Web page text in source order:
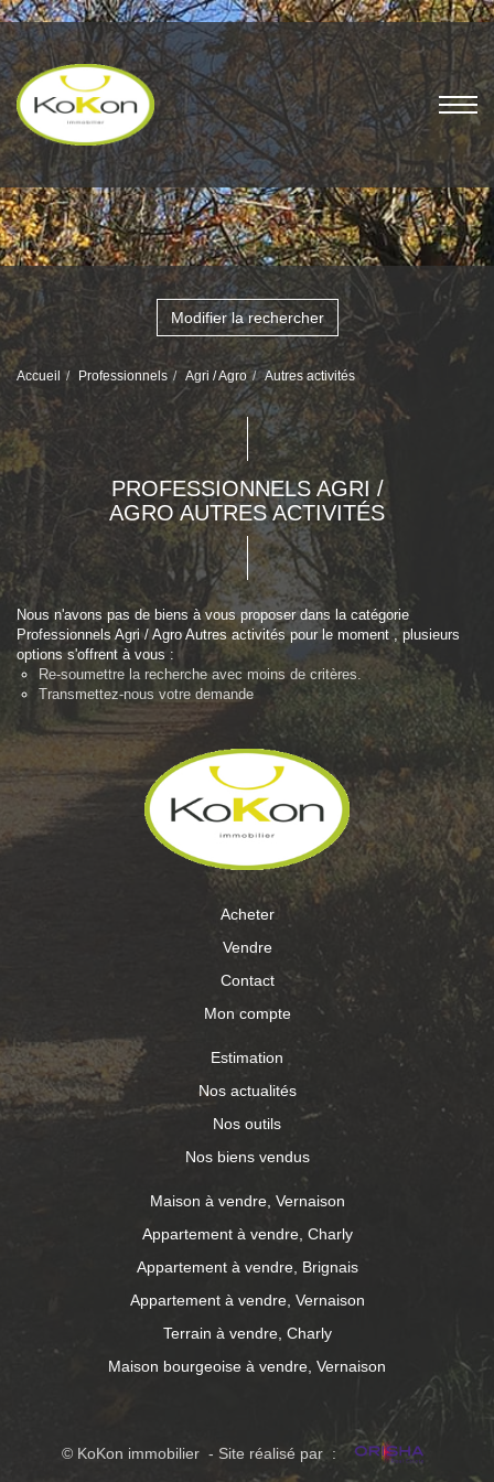
Modifier la rechercher
Accueil Professionnels Agri / Agro Autres activités
PROFESSIONNELS AGRI /
AGRO AUTRES ACTIVITÉS
Nous n'avons pas de biens à vous proposer dans la catégorie
Professionnels Agri / Agro Autres activités pour le moment , plusieurs
options s'offrent à vous :
Re-soumettre la recherche avec moins de critères.
Transmettez-nous votre demande
Acheter
Vendre
Contact
Mon compte
Estimation
Nos actualités
Nos outils
Nos biens vendus
Maison à vendre, Vernaison
Appartement à vendre, Charly
Appartement à vendre, Brignais
Appartement à vendre, Vernaison
Terrain à vendre, Charly
Maison bourgeoise à vendre, Vernaison
© KoKon immobilier - Site réalisé par :